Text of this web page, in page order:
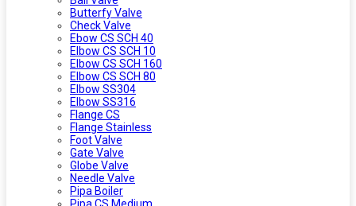
Butterfy Valve
Check Valve
Ebow CS SCH 40
Elbow CS SCH 10
Elbow CS SCH 160
Elbow CS SCH 80
Elbow SS304
Elbow SS316
Flange CS
Flange Stainless
Foot Valve
Gate Valve
Globe Valve
Needle Valve
Pipa Boiler
Pipa CS Medium